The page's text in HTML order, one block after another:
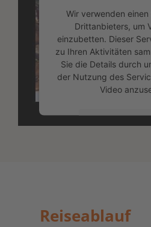
Wir verwenden
Drittanbieters, um
einzubetten. Dieser
zu Ihren Aktivitäten
Sie die Details durch
der Nutzung des
Video
Reiseablauf